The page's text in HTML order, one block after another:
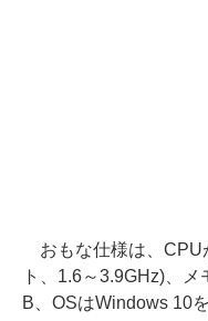
おもな仕様は、CPU
ト、1.6～3.9GHz)、
B、OSはWindows 10を